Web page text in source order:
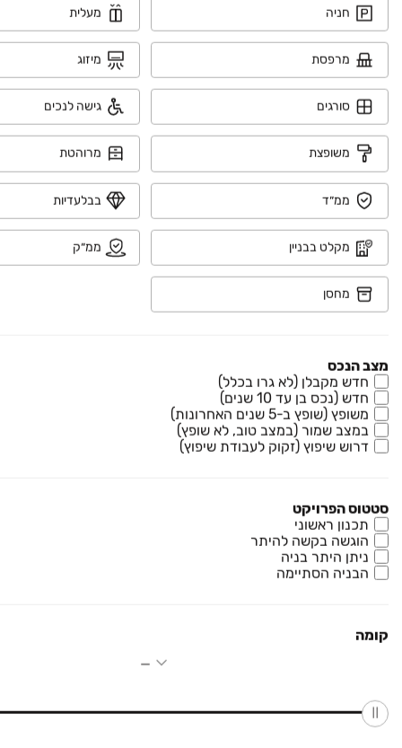
חניה מעלית
מרפסת מיזוג
סורגים גישה לנכים
משופצת מרוהטת
ממ״ד בבלעדיות
מקלט בבניין ממ״ק
מחסן
מצב הנכס
חדש מקבלן (לא גרו בכלל)
חדש (נכס בן עד 10 שנים)
משופץ (שופץ ב-5 שנים האחרונות)
במצב שמור (במצב טוב, לא שופץ)
דרוש שיפוץ (זקוק לעבודת שיפוץ)
סטטוס הפרויקט
תכנון ראשוני
הוגשה בקשה להיתר
ניתן היתר בניה
הבניה הסתיימה
קומה
דירה, גדרה מזרח/גולדה, גדרה
₪ 2,580,000
דירה, גדרה הצעירה, גדרה
דירה, גדרה מזרח/גולדה, גדרה